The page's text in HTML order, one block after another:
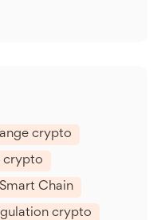
crypto
crypto
Chain
crypto